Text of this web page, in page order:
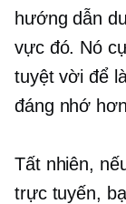
hướng dẫn
vực đó. Nó
tuyệt vời để
đáng nhớ
Tất nhiên,
trực tuyến,